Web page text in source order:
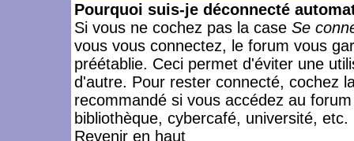
Pourquoi suis-je déconnecté
Si vous ne cochez pas la case Se
vous vous connectez, le forum vous
préétablie. Ceci permet d'éviter une
d'autre. Pour rester connecté, cochez
recommandé si vous accédez au
bibliothèque, cybercafé, université, etc.
Revenir en haut